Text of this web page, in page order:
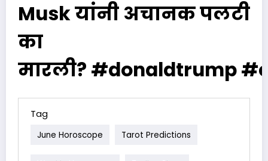
Musk यांनी अचानक पलटी
का
मारली? #donaldtrump
Tag
June Horoscope Tarot Predictions